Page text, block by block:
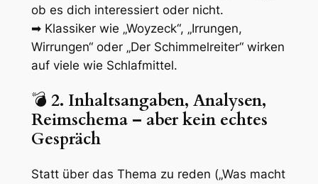
ob es dich interessiert oder nicht.
➡ Klassiker wie „Woyzeck“, „Irrungen,
Wirrungen“ oder „Der Schimmelreiter“ wirken
auf viele wie Schlafmittel.
💣 2. Inhaltsangaben, Analysen,
Reimschema – aber kein echtes
Gespräch
Statt über das Thema zu reden („Was macht